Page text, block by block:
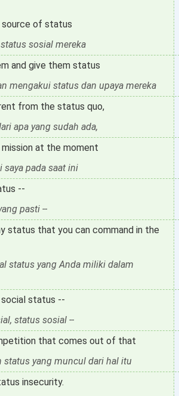
of status
sosial mereka
and give them status
mengakui status dan upaya mereka
from the status quo,
apa yang sudah ada,
at the moment
saya pada saat ini
--
pasti --
status that you can command in the
status yang Anda miliki dalam
status --
status sosial --
that comes out of that
status yang muncul dari hal itu
insecurity.